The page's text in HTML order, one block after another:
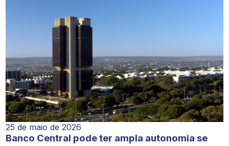
25 de maio de 2026
Banco Central pode ter ampla autonomia se